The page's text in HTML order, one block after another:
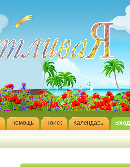
Помощь Поиск Календарь Вход